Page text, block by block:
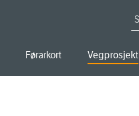
Førarkort Vegprosjekt